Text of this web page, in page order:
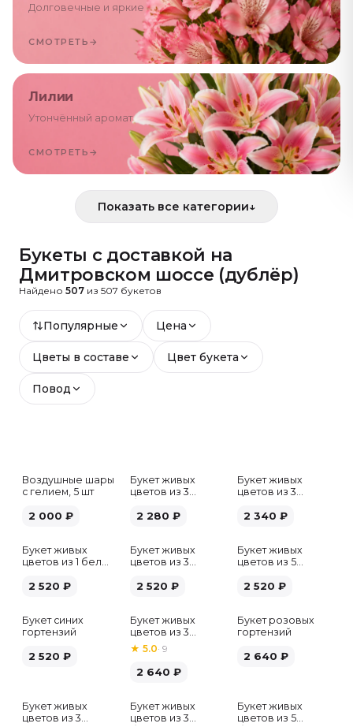
Долговечные и яркие
СМОТРЕТЬ →
Лилии
Утончённый аромат
СМОТРЕТЬ →
Показать все категории↓
Букеты с доставкой на
Дмитровском шоссе (дублёр)
Найдено 507 из 507 букетов
Популярные Цена
Цветы в составе Цвет букета
Повод
Воздушные шары
с гелием, 5 шт
2 000 ₽
Букет живых
цветов из 3
2 280 ₽
Букет живых
цветов из 3
2 340 ₽
Букет живых
цветов из 1 белой
2 520 ₽
Букет живых
цветов из 3
2 520 ₽
Букет живых
цветов из 5
микс
2 520 ₽
Букет синих
гортензий
2 520 ₽
Букет живых
цветов из 3
розовых пионов
★ 5.0· 9
2 640 ₽
Букет розовых
гортензий
2 640 ₽
Букет живых
цветов из 3
Букет живых
цветов из 3
Хит
Букет живых
цветов из 5